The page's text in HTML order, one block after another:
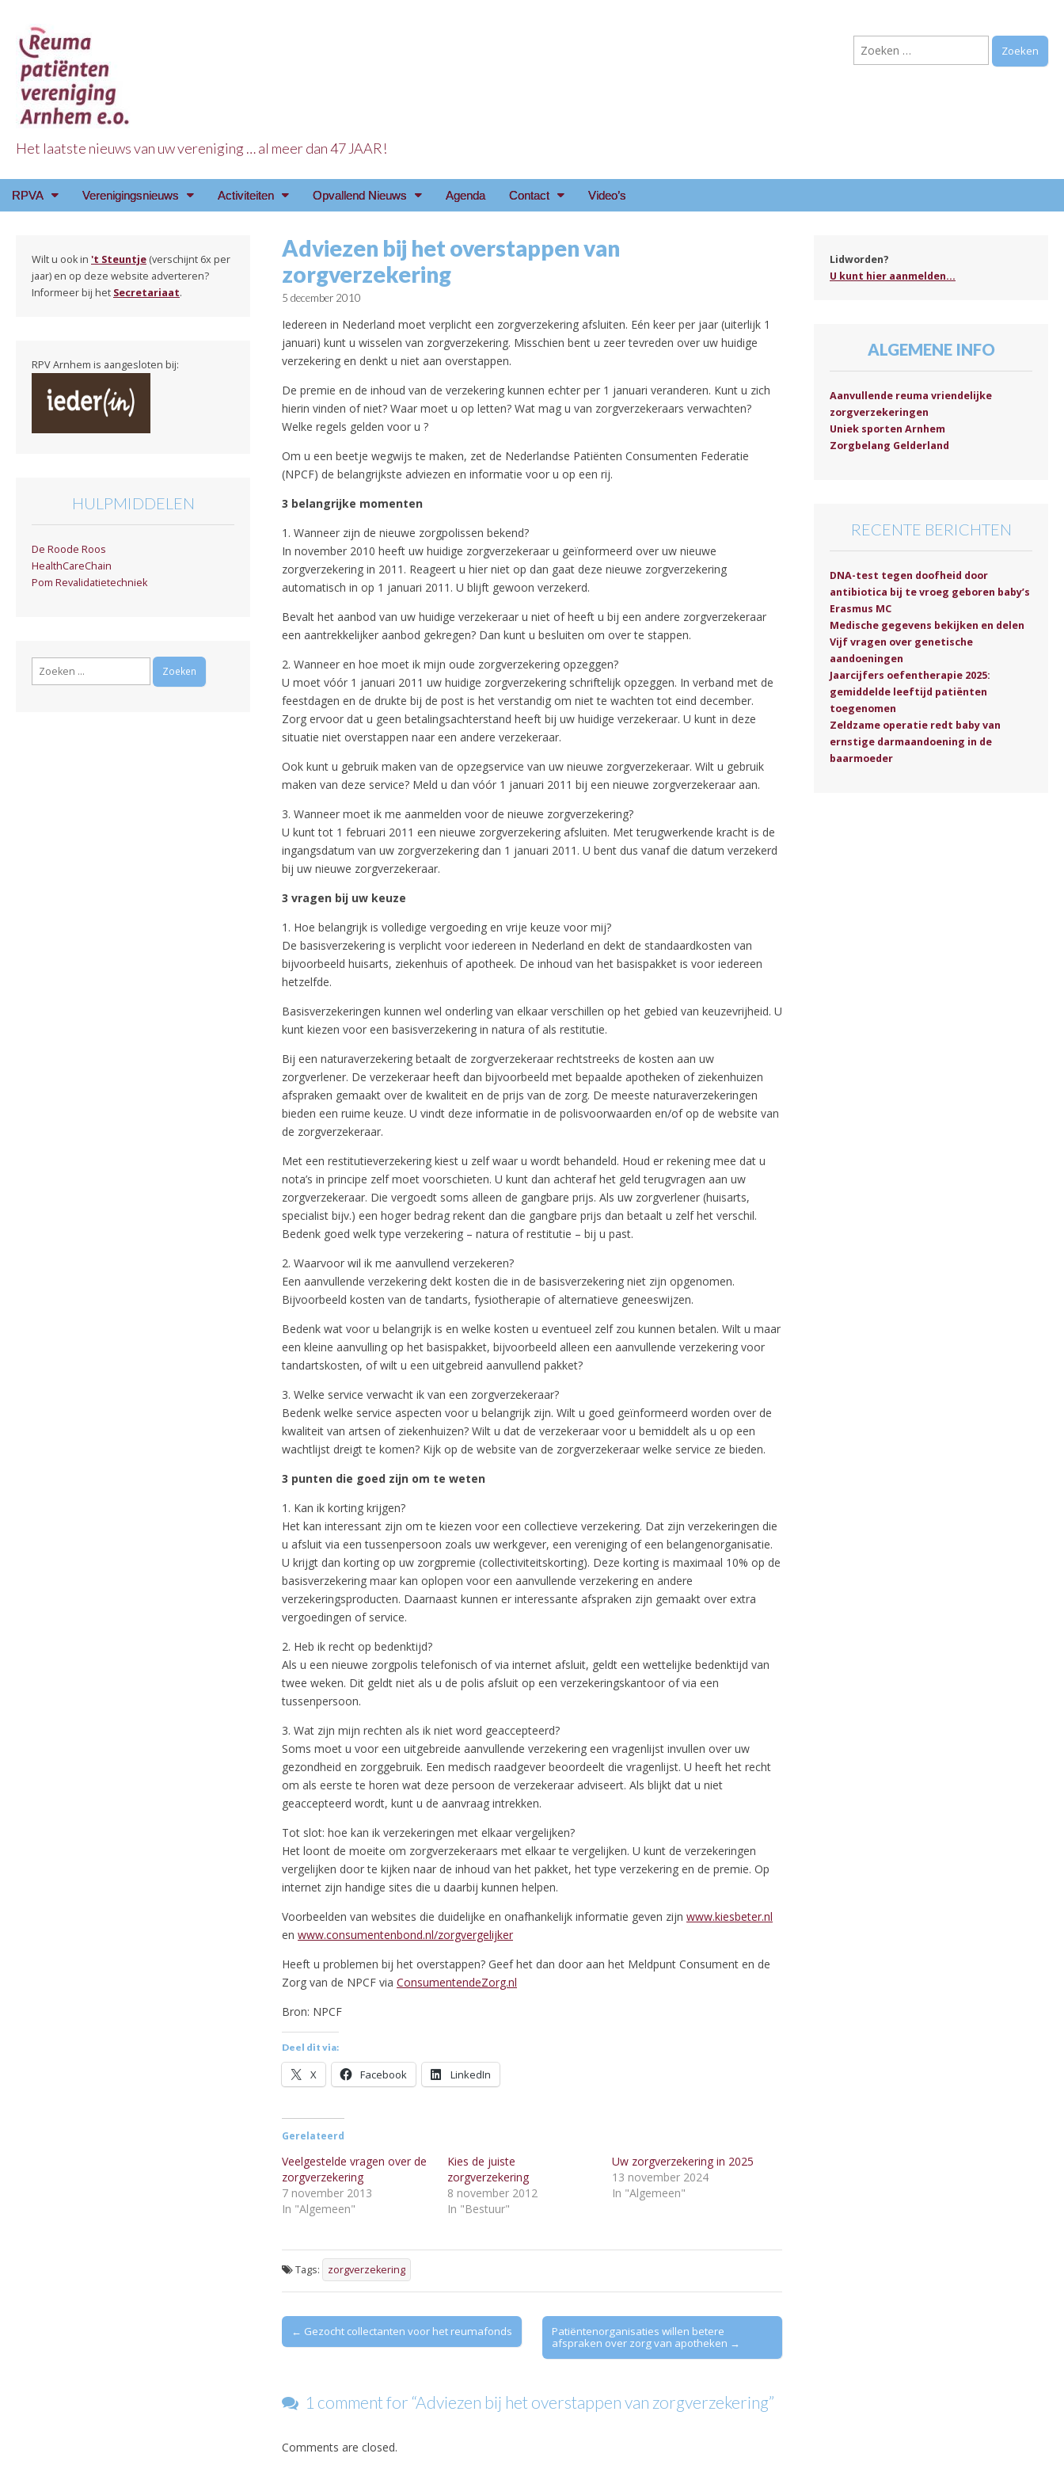
Reuma Patienten Vereniging Arnhem e.o.
Het laatste nieuws van uw vereniging … al meer dan 47 JAAR!
Zoeken
naar:
Main
Skip
RPVA Verenigingsnieuws Activiteiten Opvallend Nieuws Agenda Contact Video’s
Adviezen bij het overstappen van
zorgverzekering
5 december 2010
Iedereen in Nederland moet verplicht een zorgverzekering afsluiten. Eén keer per jaar (uiterlijk 1
januari) kunt u wisselen van zorgverzekering. Misschien bent u zeer tevreden over uw huidige
verzekering en denkt u niet aan overstappen.
De premie en de inhoud van de verzekering kunnen echter per 1 januari veranderen. Kunt u zich
hierin vinden of niet? Waar moet u op letten? Wat mag u van zorgverzekeraars verwachten?
Welke regels gelden voor u ?
Om u een beetje wegwijs te maken, zet de Nederlandse Patiënten Consumenten Federatie
(NPCF) de belangrijkste adviezen en informatie voor u op een rij.
3 belangrijke momenten
1. Wanneer zijn de nieuwe zorgpolissen bekend?
In november 2010 heeft uw huidige zorgverzekeraar u geïnformeerd over uw nieuwe
zorgverzekering in 2011. Reageert u hier niet op dan gaat deze nieuwe zorgverzekering
automatisch in op 1 januari 2011. U blijft gewoon verzekerd.
Bevalt het aanbod van uw huidige verzekeraar u niet of heeft u bij een andere zorgverzekeraar
een aantrekkelijker aanbod gekregen? Dan kunt u besluiten om over te stappen.
2. Wanneer en hoe moet ik mijn oude zorgverzekering opzeggen?
U moet vóór 1 januari 2011 uw huidige zorgverzekering schriftelijk opzeggen. In verband met de
feestdagen en de drukte bij de post is het verstandig om niet te wachten tot eind december.
Zorg ervoor dat u geen betalingsachterstand heeft bij uw huidige verzekeraar. U kunt in deze
situatie niet overstappen naar een andere verzekeraar.
Ook kunt u gebruik maken van de opzegservice van uw nieuwe zorgverzekeraar. Wilt u gebruik
maken van deze service? Meld u dan vóór 1 januari 2011 bij een nieuwe zorgverzekeraar aan.
3. Wanneer moet ik me aanmelden voor de nieuwe zorgverzekering?
U kunt tot 1 februari 2011 een nieuwe zorgverzekering afsluiten. Met terugwerkende kracht is de
ingangsdatum van uw zorgverzekering dan 1 januari 2011. U bent dus vanaf die datum verzekerd
bij uw nieuwe zorgverzekeraar.
3 vragen bij uw keuze
1. Hoe belangrijk is volledige vergoeding en vrije keuze voor mij?
De basisverzekering is verplicht voor iedereen in Nederland en dekt de standaardkosten van
bijvoorbeeld huisarts, ziekenhuis of apotheek. De inhoud van het basispakket is voor iedereen
hetzelfde.
Basisverzekeringen kunnen wel onderling van elkaar verschillen op het gebied van keuzevrijheid. U
kunt kiezen voor een basisverzekering in natura of als restitutie.
Bij een naturaverzekering betaalt de zorgverzekeraar rechtstreeks de kosten aan uw
zorgverlener. De verzekeraar heeft dan bijvoorbeeld met bepaalde apotheken of ziekenhuizen
afspraken gemaakt over de kwaliteit en de prijs van de zorg. De meeste naturaverzekeringen
bieden een ruime keuze. U vindt deze informatie in de polisvoorwaarden en/of op de website van
de zorgverzekeraar.
Met een restitutieverzekering kiest u zelf waar u wordt behandeld. Houd er rekening mee dat u
nota’s in principe zelf moet voorschieten. U kunt dan achteraf het geld terugvragen aan uw
zorgverzekeraar. Die vergoedt soms alleen de gangbare prijs. Als uw zorgverlener (huisarts,
specialist bijv.) een hoger bedrag rekent dan die gangbare prijs dan betaalt u zelf het verschil.
Bedenk goed welk type verzekering – natura of restitutie – bij u past.
2. Waarvoor wil ik me aanvullend verzekeren?
Een aanvullende verzekering dekt kosten die in de basisverzekering niet zijn opgenomen.
Bijvoorbeeld kosten van de tandarts, fysiotherapie of alternatieve geneeswijzen.
Bedenk wat voor u belangrijk is en welke kosten u eventueel zelf zou kunnen betalen. Wilt u maar
een kleine aanvulling op het basispakket, bijvoorbeeld alleen een aanvullende verzekering voor
tandartskosten, of wilt u een uitgebreid aanvullend pakket?
3. Welke service verwacht ik van een zorgverzekeraar?
Bedenk welke service aspecten voor u belangrijk zijn. Wilt u goed geïnformeerd worden over de
kwaliteit van artsen of ziekenhuizen? Wilt u dat de verzekeraar voor u bemiddelt als u op een
wachtlijst dreigt te komen? Kijk op de website van de zorgverzekeraar welke service ze bieden.
3 punten die goed zijn om te weten
1. Kan ik korting krijgen?
Het kan interessant zijn om te kiezen voor een collectieve verzekering. Dat zijn verzekeringen die
u afsluit via een tussenpersoon zoals uw werkgever, een vereniging of een belangenorganisatie.
U krijgt dan korting op uw zorgpremie (collectiviteitskorting). Deze korting is maximaal 10% op de
basisverzekering maar kan oplopen voor een aanvullende verzekering en andere
verzekeringsproducten. Daarnaast kunnen er interessante afspraken zijn gemaakt over extra
vergoedingen of service.
2. Heb ik recht op bedenktijd?
Als u een nieuwe zorgpolis telefonisch of via internet afsluit, geldt een wettelijke bedenktijd van
twee weken. Dit geldt niet als u de polis afsluit op een verzekeringskantoor of via een
tussenpersoon.
3. Wat zijn mijn rechten als ik niet word geaccepteerd?
Soms moet u voor een uitgebreide aanvullende verzekering een vragenlijst invullen over uw
gezondheid en zorggebruik. Een medisch raadgever beoordeelt die vragenlijst. U heeft het recht
om als eerste te horen wat deze persoon de verzekeraar adviseert. Als blijkt dat u niet
geaccepteerd wordt, kunt u de aanvraag intrekken.
Tot slot: hoe kan ik verzekeringen met elkaar vergelijken?
Het loont de moeite om zorgverzekeraars met elkaar te vergelijken. U kunt de verzekeringen
vergelijken door te kijken naar de inhoud van het pakket, het type verzekering en de premie. Op
internet zijn handige sites die u daarbij kunnen helpen.
Voorbeelden van websites die duidelijke en onafhankelijk informatie geven zijn www.kiesbeter.nl
en www.consumentenbond.nl/zorgvergelijker
Heeft u problemen bij het overstappen? Geef het dan door aan het Meldpunt Consument en de
Zorg van de NPCF via ConsumentendeZorg.nl
Bron: NPCF
Deel dit via:
X Facebook LinkedIn
Gerelateerd
Veelgestelde vragen over de
zorgverzekering
7 november 2013
In "Algemeen"
Kies de juiste
zorgverzekering
8 november 2012
In "Bestuur"
Uw zorgverzekering in 2025
13 november 2024
In "Algemeen"
Tags: zorgverzekering
Post
navigation
← Gezocht collectanten voor het reumafonds
Patiëntenorganisaties willen betere
afspraken over zorg van apotheken →
1 comment for “Adviezen bij het overstappen van zorgverzekering”
Comments are closed.
Wilt u ook in 't Steuntje (verschijnt 6x per
jaar) en op deze website adverteren?
Informeer bij het Secretariaat.
RPV Arnhem is aangesloten bij:
HULPMIDDELEN
De Roode Roos
HealthCareChain
Pom Revalidatietechniek
Zoeken
Lidworden?
U kunt hier aanmelden...
ALGEMENE INFO
Aanvullende reuma vriendelijke
zorgverzekeringen
Uniek sporten Arnhem
Zorgbelang Gelderland
RECENTE BERICHTEN
DNA-test tegen doofheid door
antibiotica bij te vroeg geboren baby’s
Erasmus MC
Medische gegevens bekijken en delen
Vijf vragen over genetische
aandoeningen
Jaarcijfers oefentherapie 2025:
gemiddelde leeftijd patiënten
toegenomen
Zeldzame operatie redt baby van
ernstige darmaandoening in de
baarmoeder